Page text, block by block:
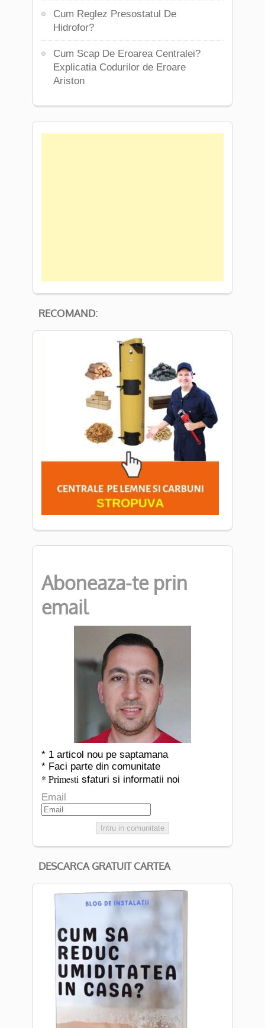
Cum Reglez Presostatul De
Hidrofor?
Cum Scap De Eroarea Centralei?
Explicatia Codurilor de Eroare
Ariston
RECOMAND:
Aboneaza-te prin
email
* 1 articol nou pe saptamana
* Faci parte din comunitate
* Primesti sfaturi si informatii noi
Email
Intru in comunitate
DESCARCA GRATUIT CARTEA